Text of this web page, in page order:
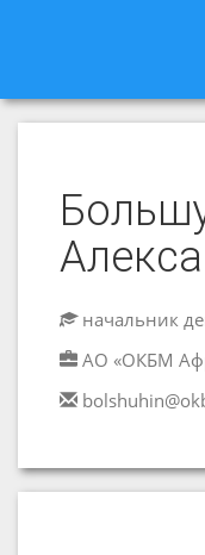
начальник
АО «ОКБМ